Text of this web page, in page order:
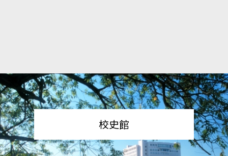
校史館